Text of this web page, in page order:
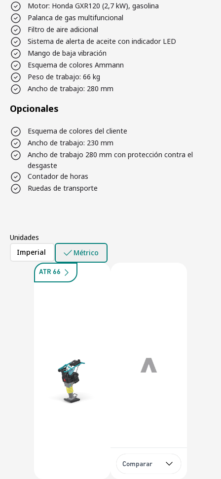
Motor: Honda GXR120 (2,7 kW), gasolina
Palanca de gas multifuncional
Filtro de aire adicional
Sistema de alerta de aceite con indicador LED
Mango de baja vibración
Esquema de colores Ammann
Peso de trabajo: 66 kg
Ancho de trabajo: 280 mm
Opcionales
Esquema de colores del cliente
Ancho de trabajo: 230 mm
Ancho de trabajo 280 mm con protección contra el
desgaste
Contador de horas
Ruedas de transporte
Unidades
Imperial
Métrico
ATR 66
Comparar